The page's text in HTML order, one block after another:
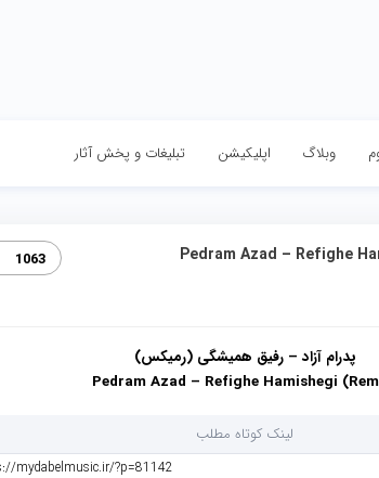
وبلاگ اپلیکیشن تبلیغات و پخش آثار
Pedram Azad – Refighe
1063
پدرام آزاد – رفیق همیشگی (رمیکس)
Pedram Azad – Refighe Hamishegi
لینک کوتاه مطلب